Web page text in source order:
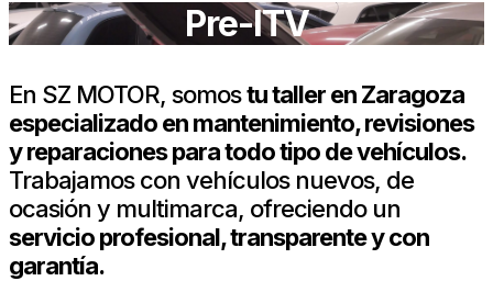
Pre-ITV
En SZ MOTOR, somostu taller en Zaragoza
especializado en mantenimiento, revisiones
y reparaciones para todo tipo de vehículos.
Trabajamos con vehículos nuevos, de
ocasión y multimarca, ofreciendo un
servicio profesional, transparente y con
garantía.